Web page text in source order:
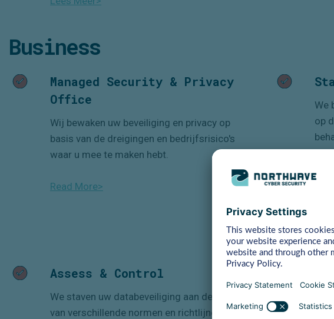
Business
Managed Security & Privacy
Office
Wij bewaken uw beveiliging en privacy op
basis van de dreigingen en bedrijfsrisico's
waar u mee te maken hebt.
Read More>
We
op
een
Assess & Control
We staven uw databeveiliging aan de hand
van verschillende normen en richtlijnen en
zes